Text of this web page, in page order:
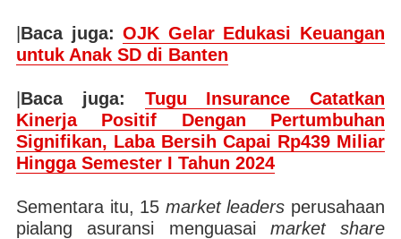
Baca juga:OJK Gelar Edukasi Keuangan
untuk Anak SD di Banten
Baca juga: Tugu Insurance Catatkan
Kinerja Positif Dengan Pertumbuhan
Signifikan, Laba Bersih Capai Rp439 Miliar
Hingga Semester I Tahun 2024
Sementara itu, 15 market leaders perusahaan
pialang asuransi menguasai market share